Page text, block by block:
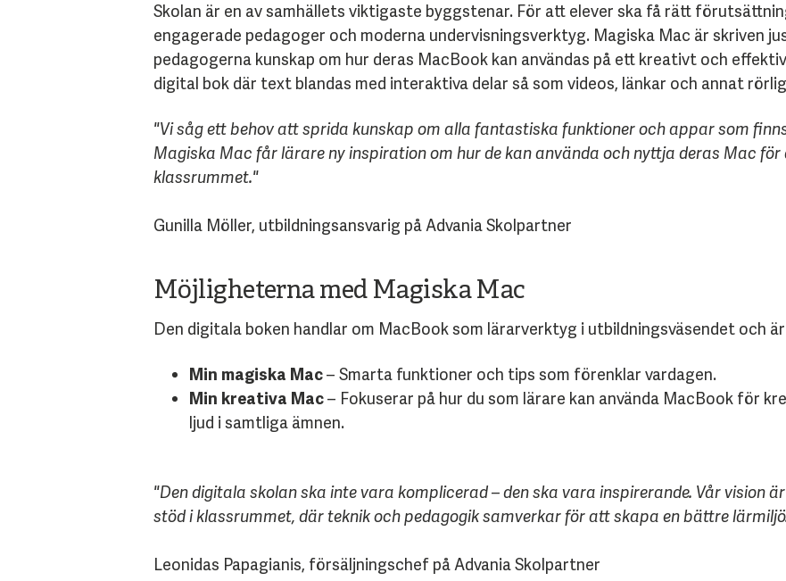
Skolan är en av samhällets viktigaste byggstenar. För att elever ska få rätt
engagerade pedagoger och moderna undervisningsverktyg. Magiska Mac är skriven
pedagogerna kunskap om hur deras MacBook kan användas på ett kreativt och
digital bok där text blandas med interaktiva delar så som videos, länkar och annat
"Vi såg ett behov att sprida kunskap om alla fantastiska funktioner och appar som
Magiska Mac får lärare ny inspiration om hur de kan använda och nyttja deras Mac
klassrummet."
Gunilla Möller, utbildningsansvarig på Advania Skolpartner
Möjligheterna med Magiska Mac
Den digitala boken handlar om MacBook som lärarverktyg i utbildningsväsendet och
Min magiska Mac– Smarta funktioner och tips som förenklar vardagen.
Min kreativa Mac– Fokuserar på hur du som lärare kan använda MacBook för
ljud i samtliga ämnen.
"Den digitala skolan ska inte vara komplicerad – den ska vara inspirerande. Vår vision
stöd i klassrummet, där teknik och pedagogik samverkar för att skapa en bättre
Leonidas Papagianis, försäljningschef på Advania Skolpartner